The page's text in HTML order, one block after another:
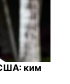
США: ким